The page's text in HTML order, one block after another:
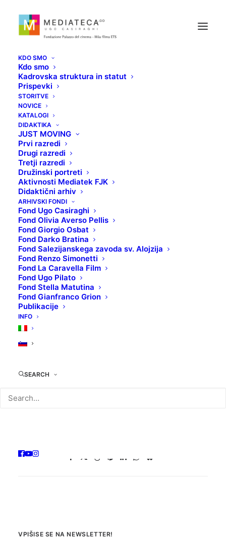
KDO SMO
Kdo smo
Kadrovska struktura in statut
Prispevki
STORITVE
NOVICE
KATALOGI
DIDAKTIKA
JUST MOVING
Prvi razredi
Drugi razredi
Tretji razredi
Družinski portreti
Aktivnosti Mediatek FJK
Didaktični arhiv
ARHIVSKI FONDI
Fond Ugo Casiraghi
Fond Olivia Averso Pellis
Fond Giorgio Osbat
Fond Darko Bratina
Fond Salezijanskega zavoda sv. Alojzija
Fond Renzo Simonetti
Fond La Caravella Film
Fond Ugo Pilato
Fond Stella Matutina
Fond Gianfranco Grion
Publikacije
INFO
SEARCH
PETI ELEMENT
30 SEPTEMBRA, 2020
TEHNIČNI LIST:
Original naslov: The Fifth Element
Režiser/ka: Luc Besson
Igrajo: Bruce Willis, Milla Jovovich, Gary Oldman
Leto produkcije
Država produkcije
Filmski žanr
KOLOKACIJA
VPIŠISE SE NA NEWSLETTER!